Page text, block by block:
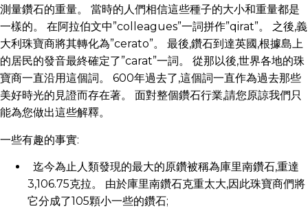
測量鑽石的重量。 當時的人們相信這些種子的大小和重量都是
一樣的。 在阿拉伯文中”colleagues”一詞拼作”qirat”。 之後,義
大利珠寶商將其轉化為”cerato”。 最後,鑽石到達英國,根據島上
的居民的發音最終確定了”carat”一詞。 從那以後,世界各地的珠
寶商一直沿用這個詞。 600年過去了,這個詞一直作為過去那些
美好時光的見證而存在著。 面對整個鑽石行業,請您原諒我們只
能為您做出這些解釋。
一些有趣的事實:
迄今為止人類發現的最大的原鑽被稱為庫里南鑽石,重達
3,106.75克拉。 由於庫里南鑽石克重太大,因此珠寶商們將
它分成了105顆小一些的鑽石;